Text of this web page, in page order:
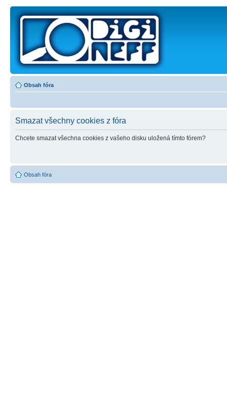
Obsah fóra
Smazat všechny cookies z fóra
Chcete smazat všechna cookies z vašeho disku uložená tímto fórem?
Obsah fóra